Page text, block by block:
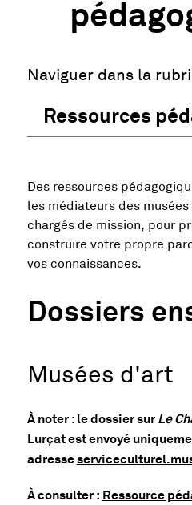
Naviguer dans la
Des ressources
les médiateurs des
chargés de mission, pour
construire votre propre
vos connaissances.
Dossiers
Musées d'art
À noter : le dossier surLe
Lurçat est envoyé
adresse
À consulter : Ressource